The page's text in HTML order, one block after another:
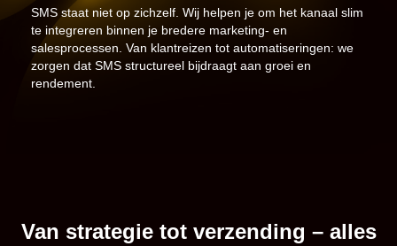
SMS staat niet op zichzelf. Wij helpen je om het kanaal slim
te integreren binnen je bredere marketing- en
salesprocessen. Van klantreizen tot automatiseringen: we
zorgen dat SMS structureel bijdraagt aan groei en
rendement.
Van strategie tot verzending – alles